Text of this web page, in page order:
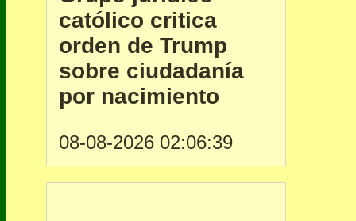
católico critica
orden de Trump
sobre ciudadanía
por nacimiento
08-08-2026 02:06:39